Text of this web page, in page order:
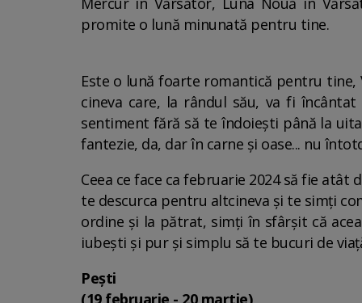
promite o lună minunată pentru tine.
Este o lună foarte romantică pentru tine,
cineva care, la rândul său, va fi
sentiment fără să te îndoiești până la
fantezie, da, dar în carne și oase... nu
Ceea ce face ca februarie 2024 să fie
te descurca pentru altcineva și te simți
ordine și la pătrat, simți în sfârșit că
iubești și pur și simplu să te bucuri de
Pești
(19 februarie - 20 martie)